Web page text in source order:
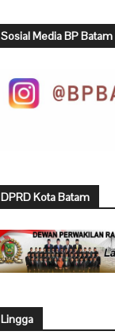
Sosial Media BP Batam
DPRD Kota Batam
Lingga